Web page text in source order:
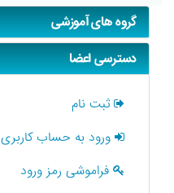
گروه های آموزشی
دسترسی اعضا
ثبت نام
ورود به حساب کاربری
فراموشی رمز ورود